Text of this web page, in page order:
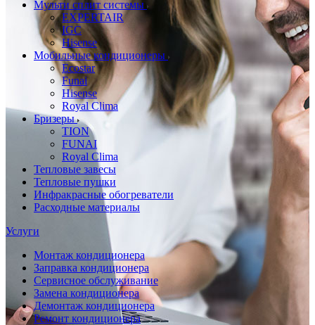
Мульти сплит системы
EXPERTAIR
IGC
Hisense
Мобильные кондиционеры
Ecostar
Funai
Hisense
Royal Clima
Бризеры
TION
FUNAI
Royal Clima
Тепловые завесы
Тепловые пушки
Инфракрасные обогреватели
Расходные материалы
Услуги
Монтаж кондиционера
Заправка кондиционера
Сервисное обслуживание
Замена кондиционера
Демонтаж кондиционера
Ремонт кондиционера